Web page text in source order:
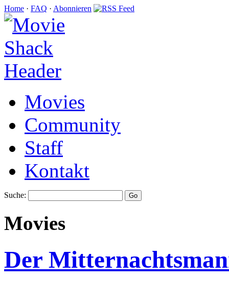
Home · FAQ · Abonnieren
Movies
Community
Staff
Kontakt
Suche:
Movies
Der